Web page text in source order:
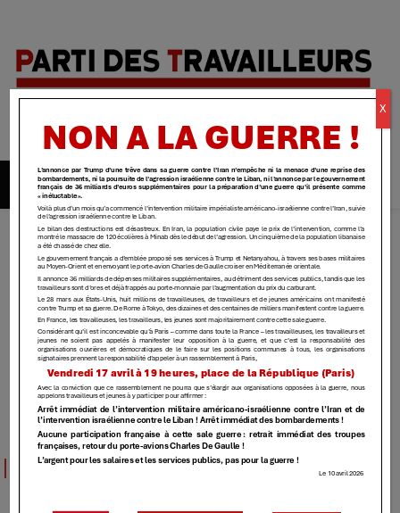
Parti des
travailleurs
| Yvelines
TT – 493 – [Non à la TVA sociale !]
X